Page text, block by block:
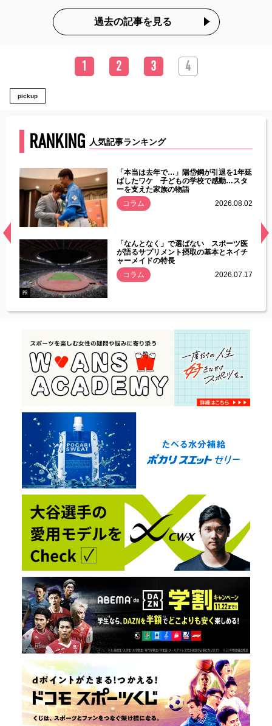
過去の記事を見る
1 2 3 4
pickup
RANKING 人気記事ランキング
常
「本当は去年で…」陽岱鋼が引退を1年延
ばしたワケ 子どもの学校で感動…スタ
ーを支えた家族の物語
コラム
2026.08.02
PR
「なんとなく」で選ばない スポーツ医
が語るサプリメント摂取の基本とネイチ
ャーメイドの特長
コラム
2026.07.17